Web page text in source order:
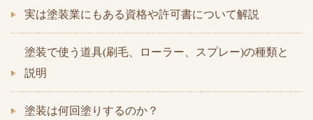
実は塗装業にもある資格や許可書について解説
塗装で使う道具(刷毛、ローラー、スプレー)の種類と
説明
塗装は何回塗りするのか？